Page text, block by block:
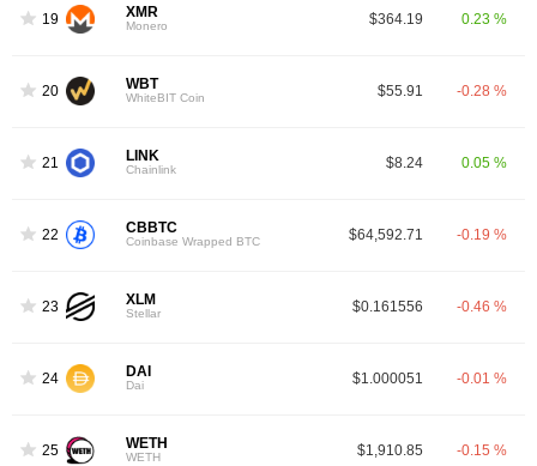
19 XMR
Monero $364.19 0.23 %
20 WBT
WhiteBIT Coin $55.91 -0.28 %
21 LINK
Chainlink $8.24 0.05 %
22 CBBTC
Coinbase Wrapped BTC $64,592.71 -0.19 %
23 XLM
Stellar $0.161556 -0.46 %
24 DAI
Dai $1.000051 -0.01 %
25 WETH
WETH $1,910.85 -0.15 %